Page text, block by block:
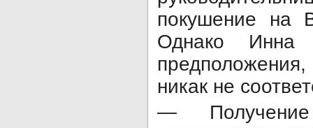
покушение на
Однако Инна
никак не
— Получение